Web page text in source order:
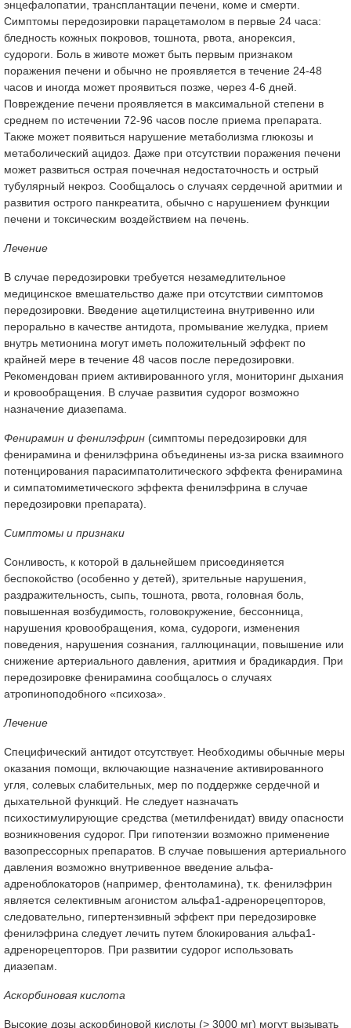
энцефалопатии, трансплантации печени, коме и смерти.
Симптомы передозировки парацетамолом в первые 24 часа:
бледность кожных покровов, тошнота, рвота, анорексия,
судороги. Боль в животе может быть первым признаком
поражения печени и обычно не проявляется в течение 24-48
часов и иногда может проявиться позже, через 4-6 дней.
Повреждение печени проявляется в максимальной степени в
среднем по истечении 72-96 часов после приема препарата.
Также может появиться нарушение метаболизма глюкозы и
метаболический ацидоз. Даже при отсутствии поражения печени
может развиться острая почечная недостаточность и острый
тубулярный некроз. Сообщалось о случаях сердечной аритмии и
развития острого панкреатита, обычно с нарушением функции
печени и токсическим воздействием на печень.
Лечение
В случае передозировки требуется незамедлительное
медицинское вмешательство даже при отсутствии симптомов
передозировки. Введение ацетилцистеина внутривенно или
перорально в качестве антидота, промывание желудка, прием
внутрь метионина могут иметь положительный эффект по
крайней мере в течение 48 часов после передозировки.
Рекомендован прием активированного угля, мониторинг дыхания
и кровообращения. В случае развития судорог возможно
назначение диазепама.
Фенирамин и фенилэфрин (cимптомы передозировки для
фенирамина и фенилэфрина объединены из-за риска взаимного
потенцирования парасимпатолитического эффекта фенирамина
и симпатомиметического эффекта фенилэфрина в случае
передозировки препарата).
Симптомы и признаки
Сонливость, к которой в дальнейшем присоединяется
беспокойство (особенно у детей), зрительные нарушения,
раздражительность, сыпь, тошнота, рвота, головная боль,
повышенная возбудимость, головокружение, бессонница,
нарушения кровообращения, кома, судороги, изменения
поведения, нарушения сознания, галлюцинации, повышение или
снижение артериального давления, аритмия и брадикардия. При
передозировке фенирамина сообщалось о случаях
атропиноподобного «психоза».
Лечение
Специфический антидот отсутствует. Необходимы обычные меры
оказания помощи, включающие назначение активированного
угля, солевых слабительных, мер по поддержке сердечной и
дыхательной функций. Не следует назначать
психостимулирующие средства (метилфенидат) ввиду опасности
возникновения судорог. При гипотензии возможно применение
вазопрессорных препаратов. В случае повышения артериального
давления возможно внутривенное введение альфа-
адреноблокаторов (например, фентоламина), т.к. фенилэфрин
является селективным агонистом альфа1-адренорецепторов,
следовательно, гипертензивный эффект при передозировке
фенилэфрина следует лечить путем блокирования альфа1-
адренорецепторов. При развитии судорог использовать
диазепам.
Аскорбиновая кислота
Высокие дозы аскорбиновой кислоты (> 3000 мг) могут вызывать